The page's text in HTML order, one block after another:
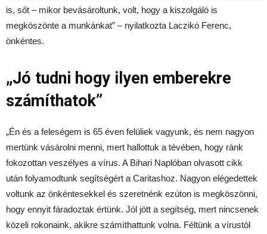
is, sőt – mikor bevásároltunk, volt, hogy a kiszolgáló is
megköszönte a munkánkat” – nyilatkozta Laczikó Ferenc,
önkéntes.
„Jó tudni hogy ilyen emberekre
számíthatok”
„Én és a feleségem is 65 éven felüliek vagyunk, és nem nagyon
mertünk vásárolni menni, mert hallottuk a tévében, hogy ránk
fokozottan veszélyes a vírus. A Bihari Naplóban olvasott cikk
után folyamodtunk segítségért a Caritashoz. Nagyon elégedettek
voltunk az önkéntesekkel és szeretnénk ezúton is megköszönni,
hogy ennyit fáradoztak értünk. Jól jött a segítség, mert nincsenek
közeli rokonaink, akikre számíthattunk volna. Féltünk a vírustól